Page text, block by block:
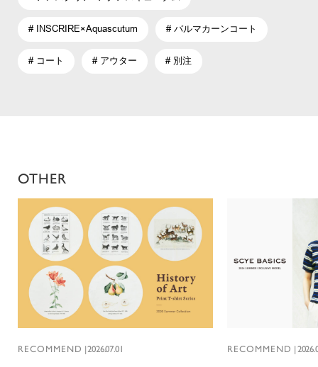
# INSCRIRE×Aquascutum # バルマカーンコート
# コート # アウター # 別注
OTHER
RECOMMEND |2026.07.01 RECOMMEND |